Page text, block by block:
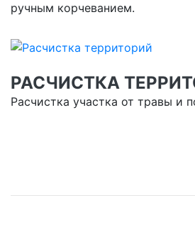
ручным корчеванием.
РАСЧИСТКА
Расчистка участка от травы и